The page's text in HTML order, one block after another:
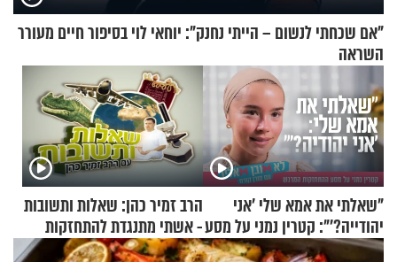
"אם שכחתי לנשום – הייתי נחנק": יוחאי לוי בסיפור חיים מעורר
השראה
"שאלתי את אמא שלי 'אני
יהודייה?'": קטרין נמני על מסע
ההתחזקות המרגש
הרב זמיר כהן: שאלות ותשובות
- אשתי מתנגדת להתחזקות
שלי